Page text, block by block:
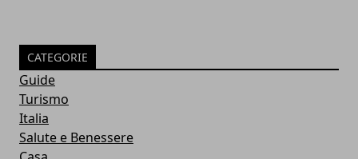
CATEGORIE
Guide
Turismo
Italia
Salute e Benessere